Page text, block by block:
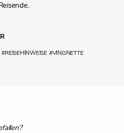
#REISEHINWEISE #VINGNETTE